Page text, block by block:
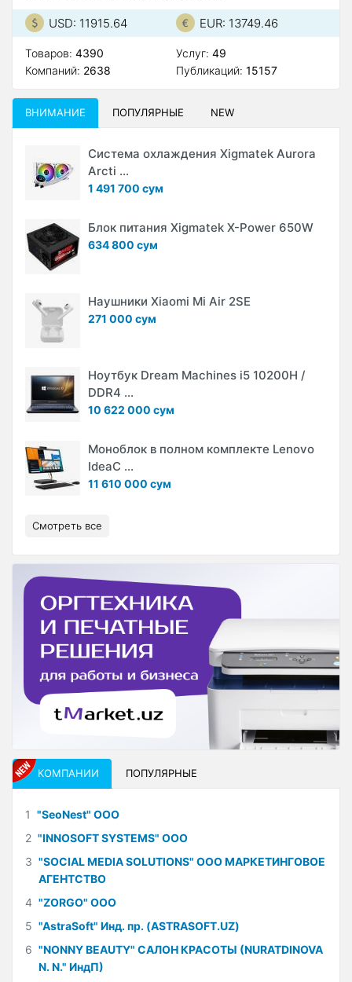
USD: 11915.64 EUR: 13749.46
Товаров: 4390
Компаний: 2638
Услуг: 49
Публикаций: 15157
ВНИМАНИЕ ПОПУЛЯРНЫЕ NEW
Система охлаждения Xigmatek Aurora
Arcti ...
1 491 700 сум
Блок питания Xigmatek X-Power 650W
634 800 сум
Наушники Xiaomi Mi Air 2SE
271 000 сум
Ноутбук Dream Machines i5 10200H /
DDR4 ...
10 622 000 сум
Моноблок в полном комплекте Lenovo
IdeaC ...
11 610 000 сум
Смотреть все
КОМПАНИИ ПОПУЛЯРНЫЕ
1 "SeoNest" ООО
2 "INNOSOFT SYSTEMS" ООО
3 "SOCIAL MEDIA SOLUTIONS" ООО МАРКЕТИНГОВОЕ
АГЕНТСТВО
4 "ZORGO" ООО
5 "AstraSoft" Инд. пр. (ASTRASOFT.UZ)
6 "NONNY BEAUTY" САЛОН КРАСОТЫ (NURATDINOVA
N. N." ИндП)